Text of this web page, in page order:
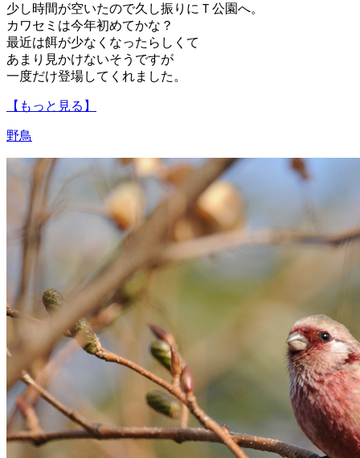
少し時間が空いたので久し振りにＴ公園へ。
カワセミは今年初めてかな？
最近は餌が少なくなったらしくて
あまり見かけないそうですが
一度だけ登場してくれました。
【もっと見る】
野鳥